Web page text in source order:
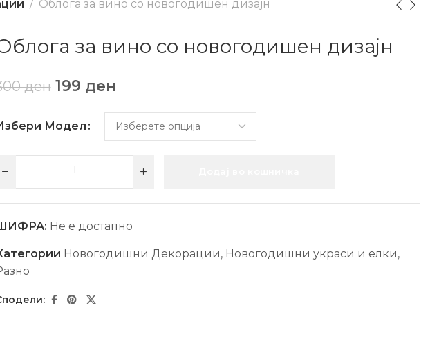
Облога за вино со новогодишен дизајн
за вино со новогодишен дизајн
ден 199 ден
Модел
Не е достапно
Новогодишни Декорации, Новогодишни украси и елки,